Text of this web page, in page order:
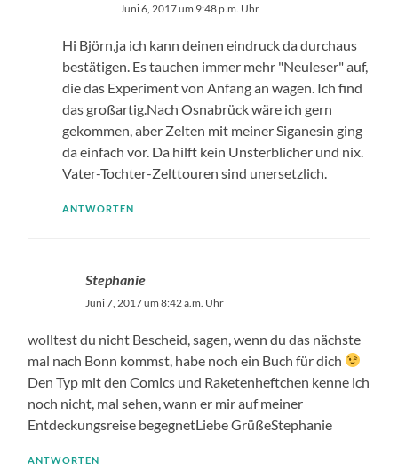
Juni 6, 2017 um 9:48 p.m. Uhr
Hi Björn,ja ich kann deinen eindruck da durchaus
bestätigen. Es tauchen immer mehr "Neuleser" auf,
die das Experiment von Anfang an wagen. Ich find
das großartig.Nach Osnabrück wäre ich gern
gekommen, aber Zelten mit meiner Siganesin ging
da einfach vor. Da hilft kein Unsterblicher und nix.
Vater-Tochter-Zelttouren sind unersetzlich.
ANTWORTEN
Stephanie
Juni 7, 2017 um 8:42 a.m. Uhr
wolltest du nicht Bescheid, sagen, wenn du das nächste
mal nach Bonn kommst, habe noch ein Buch für dich
Den Typ mit den Comics und Raketenheftchen kenne ich
noch nicht, mal sehen, wann er mir auf meiner
Entdeckungsreise begegnetLiebe GrüßeStephanie
ANTWORTEN